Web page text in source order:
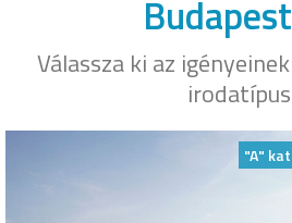
Válassza ki az
"A"